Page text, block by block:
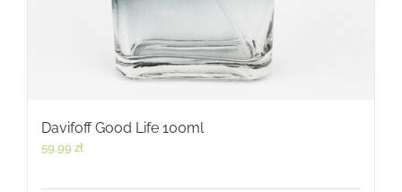
Davifoff Good Life 100ml
59,99 zł